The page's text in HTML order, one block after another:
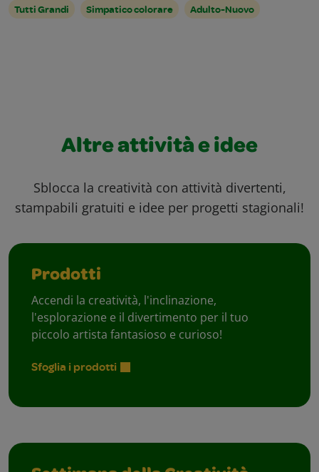
Tutti Grandi Simpatico colorare Adulto-Nuovo
Altre attività e idee
Sblocca la creatività con attività divertenti,
stampabili gratuiti e idee per progetti stagionali!
Prodotti
Accendi la creatività, l'inclinazione,
l'esplorazione e il divertimento per il tuo
piccolo artista fantasioso e curioso!
Sfoglia i prodotti